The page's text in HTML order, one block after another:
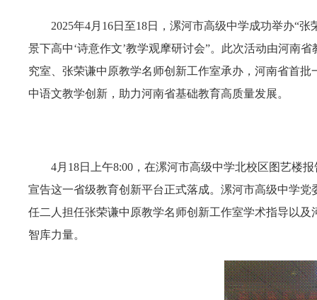
2025年4月16日至18日，漯河市高级中学成功举办“
景下高中‘诗意作文’教学观摩研讨会”。此次活动由河南
究室、张荣谦中原教学名师创新工作室承办，河南省首
中语文教学创新，助力河南省基础教育高质量发展。
4月18日上午8:00，在漯河市高级中学北校区图艺楼
宣告这一省级教育创新平台正式落成。漯河市高级中学
任二人担任张荣谦中原教学名师创新工作室学术指导以
智库力量。